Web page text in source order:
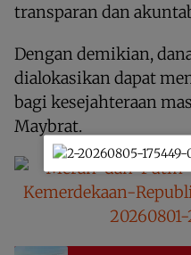
transparan dan
Dengan demikian,
dialokasikan dapat
bagi kesejahteraan
Maybrat.